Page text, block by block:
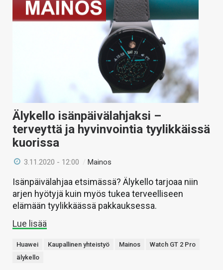
Älykello isänpäivälahjaksi –
terveyttä ja hyvinvointia tyylikkäissä
kuorissa
3.11.2020 - 12:00 /Mainos
Isänpäivälahjaa etsimässä? Älykello tarjoaa niin
arjen hyötyjä kuin myös tukea terveelliseen
elämään tyylikkäässä pakkauksessa.
Lue lisää
Huawei Kaupallinen yhteistyö Mainos
Watch GT 2 Pro
älykello